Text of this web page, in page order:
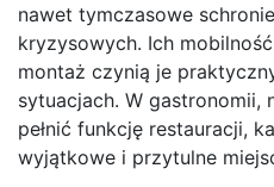
nawet tymczasowe
kryzysowych. Ich
montaż czynią je
sytuacjach. W gastronomii,
pełnić funkcję restauracji,
wyjątkowe i przytulne